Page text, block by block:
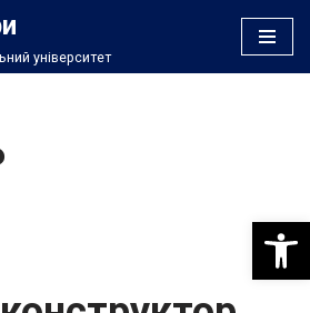
університет